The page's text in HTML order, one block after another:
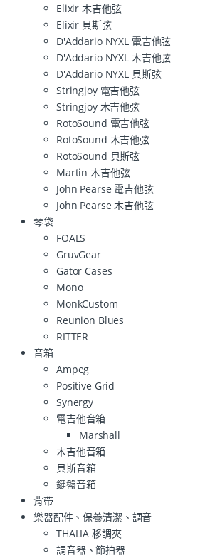
Elixir 木吉他弦
Elixir 貝斯弦
D'Addario NYXL 電吉他弦
D'Addario NYXL 木吉他弦
D'Addario NYXL 貝斯弦
Stringjoy 電吉他弦
Stringjoy 木吉他弦
RotoSound 電吉他弦
RotoSound 木吉他弦
RotoSound 貝斯弦
Martin 木吉他弦
John Pearse 電吉他弦
John Pearse 木吉他弦
琴袋
FOALS
GruvGear
Gator Cases
Mono
MonkCustom
Reunion Blues
RITTER
音箱
Ampeg
Positive Grid
Synergy
電吉他音箱
Marshall
木吉他音箱
貝斯音箱
鍵盤音箱
背帶
樂器配件、保養清潔、調音
THALIA 移調夾
調音器、節拍器